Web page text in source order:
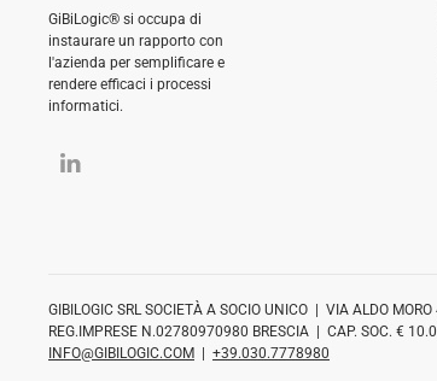
GiBiLogic® si occupa di
instaurare un rapporto con
l'azienda per semplificare e
rendere efficaci i processi
informatici.
GIBILOGIC SRL SOCIETÀ A SOCIO UNICO | VIA ALDO
REG.IMPRESE N.02780970980 BRESCIA | CAP. SOC. €
INFO@GIBILOGIC.COM
+39.030.7778980